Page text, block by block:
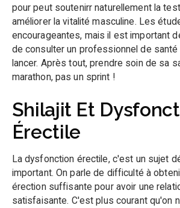
pour peut soutenirr naturellement la
améliorer la vitalité masculine. Les
encourageantes, mais il est important
de consulter un professionnel de
lancer. Après tout, prendre soin de sa
marathon, pas un sprint !
Shilajit Et
Érectile
La dysfonction érectile, c'est un sujet
important. On parle de difficulté à
érection suffisante pour avoir une
satisfaisante. C'est plus courant qu'on